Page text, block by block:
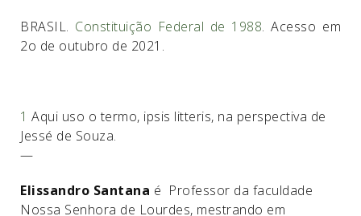
BRASIL. Constituição Federal de 1988. Acesso em
2o de outubro de 2021.
1 Aqui uso o termo, ipsis litteris, na perspectiva de
Jessé de Souza.
—
Elissandro Santana é Professor da faculdade
Nossa Senhora de Lourdes, mestrando em